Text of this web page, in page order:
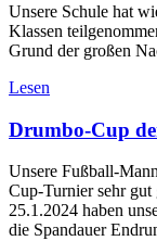
Unsere Schule hat
Klassen
Grund der großen
Lesen
Drumbo-Cup
Unsere Fußball-
Cup-Turnier sehr gut
25.1.2024 haben
die Spandauer